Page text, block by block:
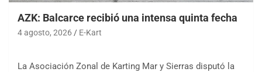
AZK: Balcarce recibió una intensa quinta fecha
4 agosto, 2026 E-Kart
La Asociación Zonal de Karting Mar y Sierras disputó la